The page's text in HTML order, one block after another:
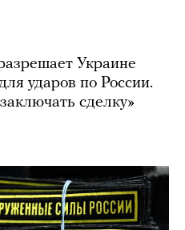
Украине
ударов по России.
сделку»